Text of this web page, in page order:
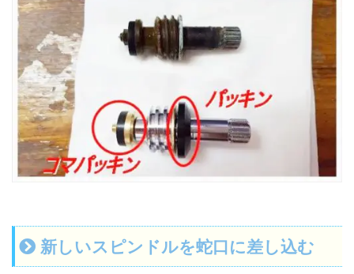
新しいスピンドルを蛇口に差し込む